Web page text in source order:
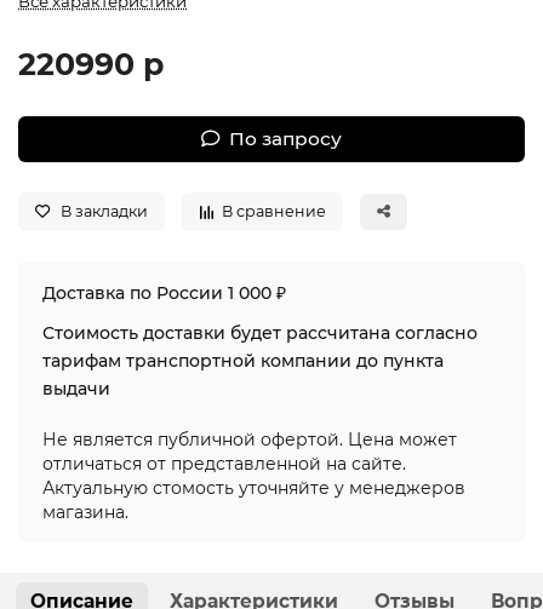
220990 р
По запросу
В закладки В сравнение
Доставка по России 1 000 ₽
Стоимость доставки будет рассчитана согласно
тарифам транспортной компании до пункта
выдачи
Не является публичной офертой. Цена может
отличаться от представленной на сайте.
Актуальную стомость уточняйте у менеджеров
магазина.
Описание Характеристики Отзывы